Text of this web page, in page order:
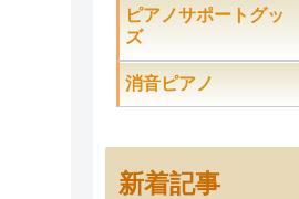
ピアノサポートグッ
ズ
消音ピアノ
新着記事